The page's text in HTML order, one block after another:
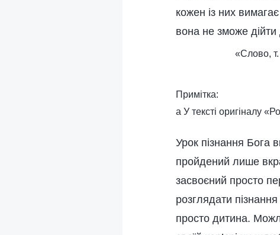
кожен із них
вона не зможе дійти
«Слово,
Примітка:
a У тексті оригіналу
Урок пізнання Бога
пройдений лише
засвоєний просто
розглядати
просто дитина.